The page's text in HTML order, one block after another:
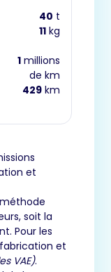
40 t
11 kg
1 millions
de km
429 km
et
soit la
Pour les
et
VAE).